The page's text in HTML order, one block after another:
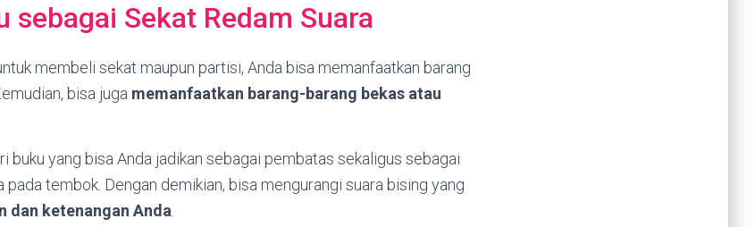
sebagai Sekat Redam Suara
membeli sekat maupun partisi, Anda bisa memanfaatkan barang
bisa juga memanfaatkan barang-barang bekas atau
buku yang bisa Anda jadikan sebagai pembatas sekaligus sebagai
tembok. Dengan demikian, bisa mengurangi suara bising yang
dan ketenangan Anda